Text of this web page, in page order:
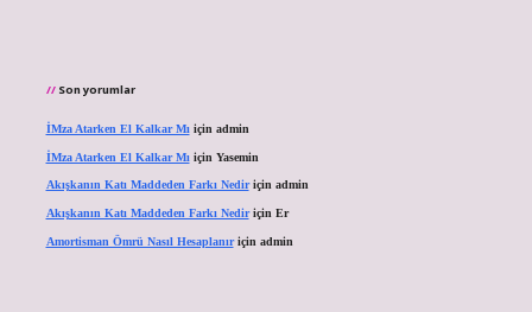
Son yorumlar
İMza Atarken El Kalkar Mıiçin admin
İMza Atarken El Kalkar Mıiçin Yasemin
Akışkanın Katı Maddeden Farkı Nediriçin admin
Akışkanın Katı Maddeden Farkı Nediriçin Er
Amortisman Ömrü Nasıl Hesaplanıriçin admin